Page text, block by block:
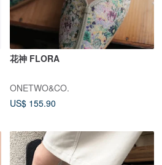
花神 FLORA
ONETWO&CO.
US$ 155.90